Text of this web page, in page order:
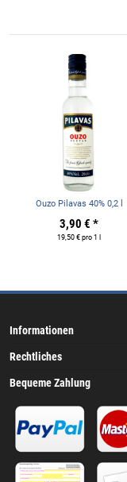
Ouzo Pilavas 40% 0,2 l
3,90 € *
19,50 € pro 1 l
Informationen
Rechtliches
Bequeme Zahlung